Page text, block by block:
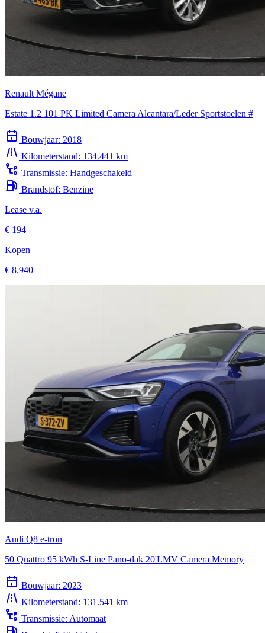
Renault Mégane
Estate 1.2 101 PK Limited Camera Alcantara/Leder Sportstoelen #
Kilometerstand:
Transmissie: Handgeschakeld
Brandstof: Benzine
Lease v.a.
€ 194
Kopen
€ 8.940
Audi Q8 e-tron
50 Quattro 95 kWh S-Line Pano-dak 20'LMV Camera Memory
Kilometerstand:
Transmissie:Automaat
Brandstof: Elektrisch